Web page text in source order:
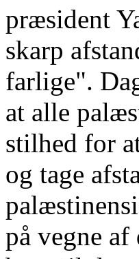
præsident
skarp
farlige".
at alle
stilhed for
og tage
på vegne